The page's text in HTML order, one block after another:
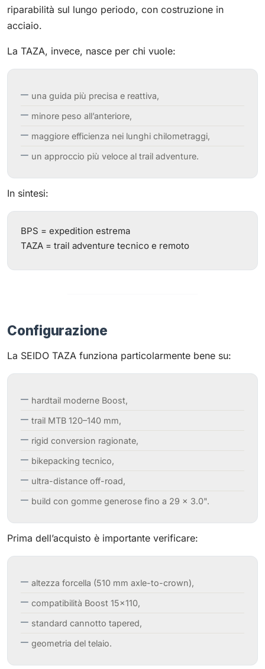
riparabilità sul lungo periodo, con costruzione in
acciaio.
La TAZA, invece, nasce per chi vuole:
una guida più precisa e reattiva,
minore peso all’anteriore,
maggiore efficienza nei lunghi chilometraggi,
un approccio più veloce al trail adventure.
In sintesi:
BPS = expedition estrema
TAZA = trail adventure tecnico e remoto
Configurazione
La SEIDO TAZA funziona particolarmente bene su:
hardtail moderne Boost,
trail MTB 120–140 mm,
rigid conversion ragionate,
bikepacking tecnico,
ultra-distance off-road,
build con gomme generose fino a 29 × 3.0".
Prima dell’acquisto è importante verificare:
altezza forcella (510 mm axle-to-crown),
compatibilità Boost 15×110,
standard cannotto tapered,
geometria del telaio.